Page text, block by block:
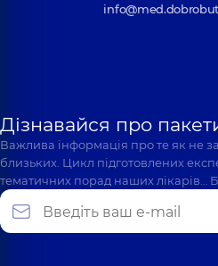
Дізнавайся про
Важлива інформація про те як не
близьких. Цикл підготовлених
тематичних порад наших лікарів…